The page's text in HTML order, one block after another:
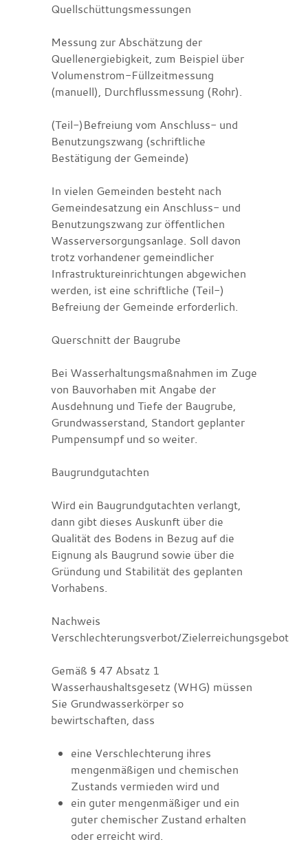
Quellschüttungsmessungen
Messung zur Abschätzung der
Quellenergiebigkeit, zum Beispiel über
Volumenstrom-Füllzeitmessung
(manuell), Durchflussmessung (Rohr).
(Teil-)Befreiung vom Anschluss- und
Benutzungszwang (schriftliche
Bestätigung der Gemeinde)
In vielen Gemeinden besteht nach
Gemeindesatzung ein Anschluss- und
Benutzungszwang zur öffentlichen
Wasserversorgungsanlage. Soll davon
trotz vorhandener gemeindlicher
Infrastruktureinrichtungen abgewichen
werden, ist eine schriftliche (Teil-)
Befreiung der Gemeinde erforderlich.
Querschnitt der Baugrube
Bei Wasserhaltungsmaßnahmen im Zuge
von Bauvorhaben mit Angabe der
Ausdehnung und Tiefe der Baugrube,
Grundwasserstand, Standort geplanter
Pumpensumpf und so weiter.
Baugrundgutachten
Wird ein Baugrundgutachten verlangt,
dann gibt dieses Auskunft über die
Qualität des Bodens in Bezug auf die
Eignung als Baugrund sowie über die
Gründung und Stabilität des geplanten
Vorhabens.
Nachweis
Verschlechterungsverbot/Zielerreichungsgebot
Gemäß § 47 Absatz 1
Wasserhaushaltsgesetz (WHG) müssen
Sie Grundwasserkörper so
bewirtschaften, dass
eine Verschlechterung ihres
mengenmäßigen und chemischen
Zustands vermieden wird und
ein guter mengenmäßiger und ein
guter chemischer Zustand erhalten
oder erreicht wird.